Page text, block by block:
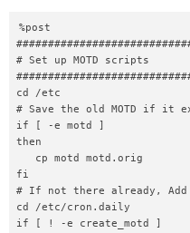
%post
# Set up MOTD
cd /etc
# Save the old MOTD if it
if [ -e motd ]
then
   cp motd motd.orig
fi
# If not there already,
cd /etc/cron.daily
if [ ! -e create_motd ]